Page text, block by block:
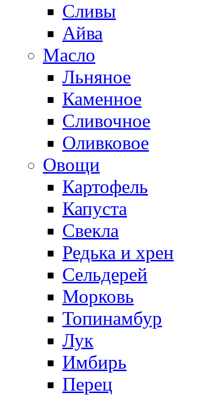
Сливы
Айва
Масло
Льняное
Каменное
Сливочное
Оливковое
Овощи
Картофель
Капуста
Свекла
Редька и хрен
Сельдерей
Морковь
Топинамбур
Лук
Имбирь
Перец